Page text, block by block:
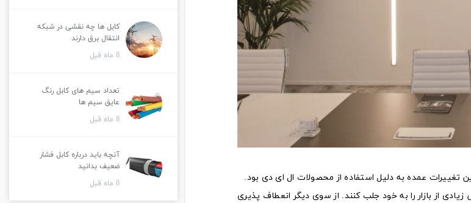
تغییرات عمده به دلیل استفاده از محصولات ال ای دی بود.
از بازار را به خود جلب کنند. از سوی دیگر انعطاف پذیری
کابل ها چه نقشی در شبکه
انتقال برق دارند
8 ماه قبل
تعداد سیم های کابل رنگ
عایق سیم ها
8 ماه قبل
آنچه باید درباره کابل فشار
ضعیف بدانید
8 ماه قبل